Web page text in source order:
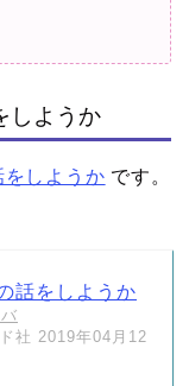
しようか
しようか です。
話をしようか
社 2019年04月12